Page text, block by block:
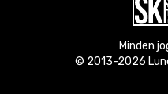
Minden
© 2013-2026